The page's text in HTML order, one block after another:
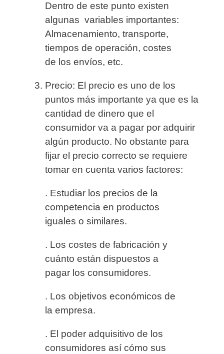
Dentro de este punto existen
algunas variables importantes:
Almacenamiento, transporte,
tiempos de operación, costes
de los envíos, etc.
Precio: El precio es uno de los
puntos más importante ya que es la
cantidad de dinero que el
consumidor va a pagar por adquirir
algún producto. No obstante para
fijar el precio correcto se requiere
tomar en cuenta varios factores:
. Estudiar los precios de la
competencia en productos
iguales o similares.
. Los costes de fabricación y
cuánto están dispuestos a
pagar los consumidores.
. Los objetivos económicos de
la empresa.
. El poder adquisitivo de los
consumidores así cómo sus